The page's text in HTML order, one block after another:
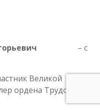
Григорьевич – с
Великой
ордена Трудового